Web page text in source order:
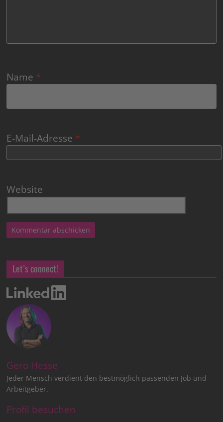
Name *
E-Mail-Adresse *
Website
Let’s connect!
Gero Hesse
Jeder Mensch verdient den bestmöglich passenden Job und
Arbeitgeber.
Profil besuchen